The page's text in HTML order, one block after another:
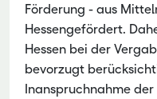
Förderung - aus
Hessengefördert.
Hessen bei der
bevorzugt
Inanspruchnahme der